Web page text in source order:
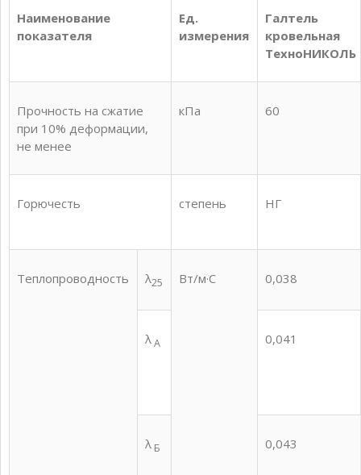
Наименование
показателя
Ед.
измерения
Галтель
кровельная
ТехноНИКОЛЬ
Прочность на сжатие
при 10% деформации,
не менее
кПа 60
Горючесть степень НГ
Теплопроводность λ25 Вт/м·С 0,038
λА 0,041
λ Б 0,043